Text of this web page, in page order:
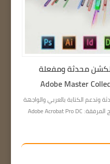
محدثة ومفعلة
وتدعم الكتابة بالعربي والواجهة
في لغتين الانجليزية والروسية… البرامج المرفقة: Adobe Acrobat Pro DC